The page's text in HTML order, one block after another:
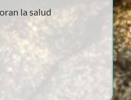
la salud